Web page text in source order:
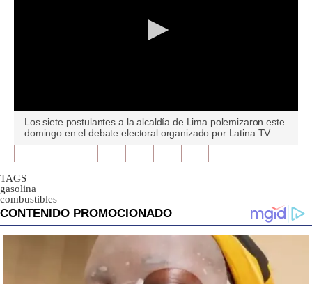
seconds
0
seconds
Los siete postulantes a la alcaldía de Lima polemizaron este
domingo en el debate electoral organizado por Latina TV.
TAGS
gasolina |
combustibles